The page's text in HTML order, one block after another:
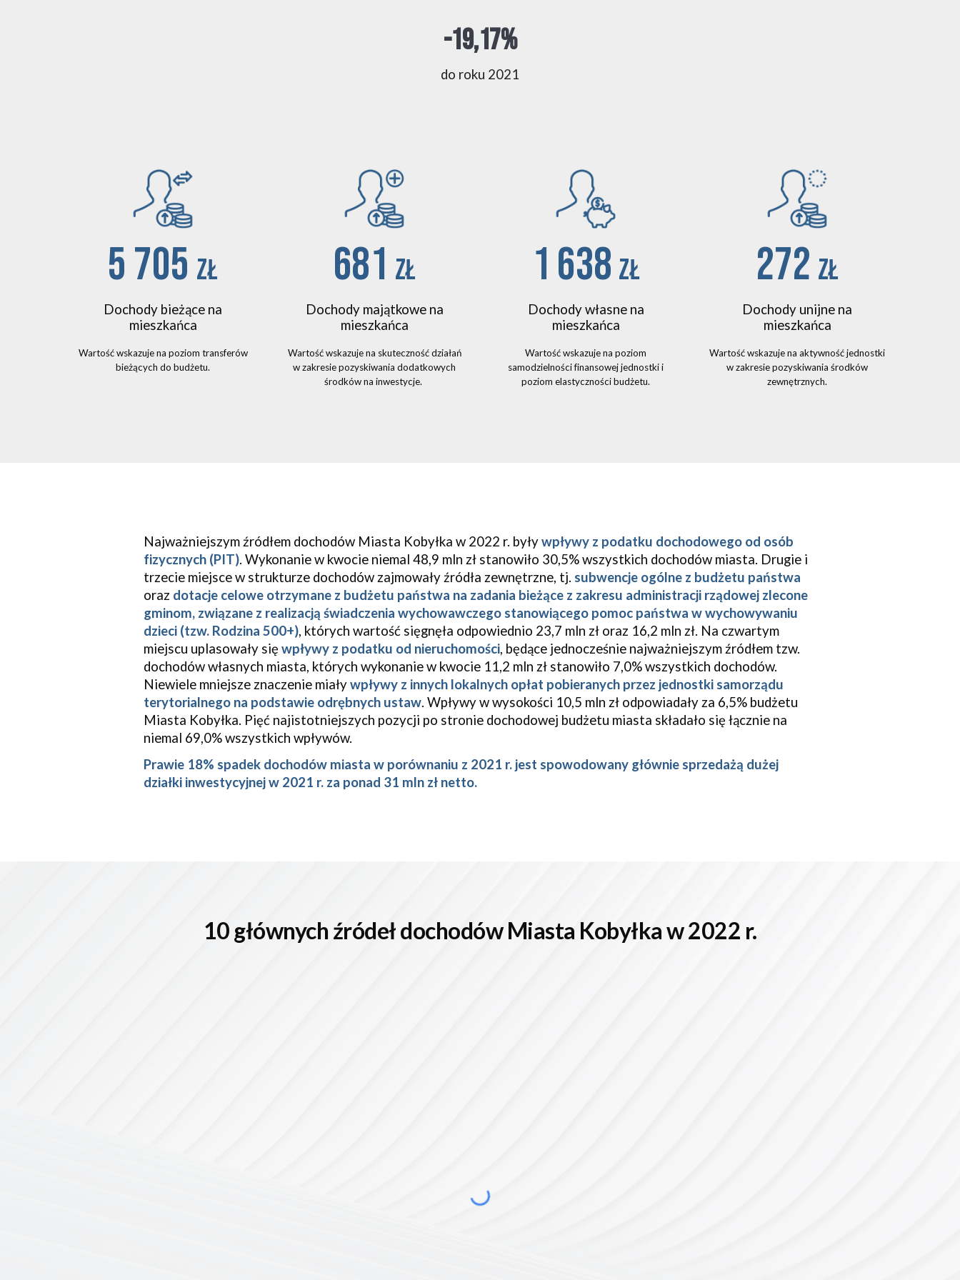
-19,17%
do roku 2021
5 705 zł
Dochody bieżące na
mieszkańca
Wartość wskazuje na poziom transferów
bieżących do budżetu.
681 zł
Dochody majątkowe na
mieszkańca
Wartość wskazuje na skuteczność działań
w zakresie pozyskiwania dodatkowych
środków na inwestycje.
1 638 zł
Dochody własne na
mieszkańca
Wartość wskazuje na poziom
samodzielności finansowej jednostki i
poziom elastyczności budżetu.
272 zł
Dochody unijne na
mieszkańca
Wartość wskazuje na aktywność jednostki
w zakresie pozyskiwania środków
zewnętrznych.
Najważniejszym źródłem dochodów Miasta Kobyłka w 2022 r. byływpływy z podatku dochodowego od osób
fizycznych (PIT). Wykonanie w kwocie niemal 48,9 mln zł stanowiło 30,5% wszystkich dochodów miasta. Drugie i
trzecie miejsce w strukturze dochodów zajmowały źródła zewnętrzne, tj. subwencje ogólne z budżetu państwa
oraz dotacje celowe otrzymane z budżetu państwa na zadania bieżące z zakresu administracji rządowej zlecone
gminom, związane z realizacją świadczenia wychowawczego stanowiącego pomoc państwa w wychowywaniu
dzieci (tzw. Rodzina 500+), których wartość sięgnęła odpowiednio 23,7 mln zł oraz 16,2 mln zł. Na czwartym
miejscu uplasowały sięwpływy z podatku od nieruchomości, będące jednocześnie najważniejszym źródłem tzw.
dochodów własnych miasta, których wykonanie w kwocie 11,2 mln zł stanowiło 7,0% wszystkich dochodów.
Niewiele mniejsze znaczenie miaływpływy z innych lokalnych opłat pobieranych przez jednostki samorządu
terytorialnego na podstawie odrębnych ustaw. Wpływy w wysokości 10,5 mln zł odpowiadały za 6,5% budżetu
Miasta Kobyłka. Pięć najistotniejszych pozycji po stronie dochodowej budżetu miasta składało się łącznie na
niemal 69,0% wszystkich wpływów.
Prawie 18% spadek dochodów miasta w porównaniu z 2021 r. jest spowodowany głównie sprzedażą dużej
działki inwestycyjnej w 2021 r. za ponad 31 mln zł netto.
10 głównych źródeł dochodów Miasta Kobyłkaw 2022 r.